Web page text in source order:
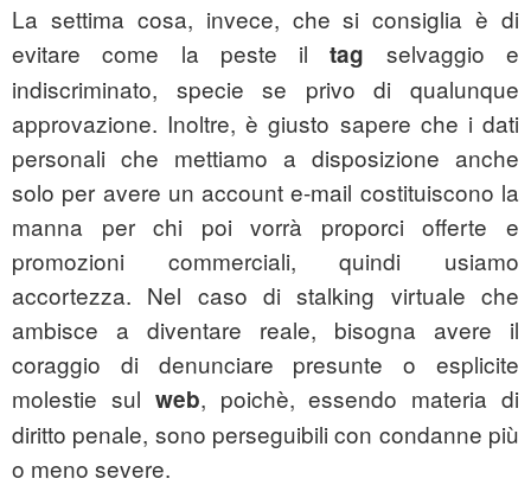
La settima cosa, invece, che si consiglia è di
evitare come la peste iltag selvaggio e
indiscriminato, specie se privo di qualunque
approvazione. Inoltre, è giusto sapere che i dati
personali che mettiamo a disposizione anche
solo per avere un account e-mail costituiscono la
manna per chi poi vorrà proporci offerte e
promozioni commerciali, quindi usiamo
accortezza. Nel caso di stalking virtuale che
ambisce a diventare reale, bisogna avere il
coraggio di denunciare presunte o esplicite
molestie sul web, poichè, essendo materia di
diritto penale, sono perseguibili con condanne più
o meno severe.